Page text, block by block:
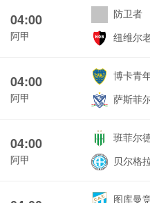
04:00
阿甲
防卫者
纽维尔
04:00
阿甲
博卡青
萨斯菲
04:00
阿甲
班菲尔
贝尔格
图库曼